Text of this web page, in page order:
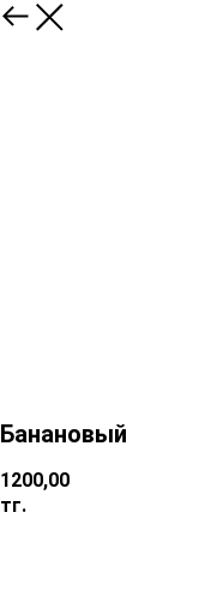
Банановый
1200,00
тг.